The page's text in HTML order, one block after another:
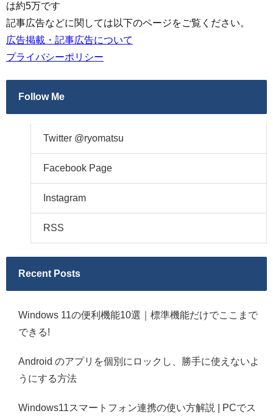
は約5万です
記事広告などに関しては以下のページをご覧ください。
広告掲載・記事広告について
プライバシーポリシー
Follow Me
Twitter @ryomatsu
Facebook Page
Instagram
RSS
Recent Posts
Windows 11の便利機能10選｜標準機能だけでここまで
できる!
Android のアプリを個別にロックし、勝手に使えないよ
うにする方法
Windows11スマートフォン連携の使い方解説 | PCでス